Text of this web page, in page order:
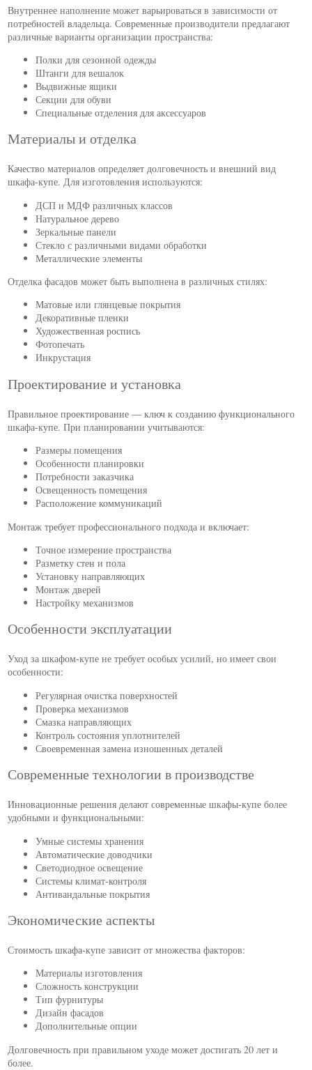
Внутреннее наполнение может варьироваться в зависимости от
потребностей владельца. Современные производители предлагают
различные варианты организации пространства:
Полки для сезонной одежды
Штанги для вешалок
Выдвижные ящики
Секции для обуви
Специальные отделения для аксессуаров
Материалы и отделка
Качество материалов определяет долговечность и внешний вид
шкафа-купе. Для изготовления используются:
ДСП и МДФ различных классов
Натуральное дерево
Зеркальные панели
Стекло с различными видами обработки
Металлические элементы
Отделка фасадов может быть выполнена в различных стилях:
Матовые или глянцевые покрытия
Декоративные пленки
Художественная роспись
Фотопечать
Инкрустация
Проектирование и установка
Правильное проектирование — ключ к созданию функционального
шкафа-купе. При планировании учитываются:
Размеры помещения
Особенности планировки
Потребности заказчика
Освещенность помещения
Расположение коммуникаций
Монтаж требует профессионального подхода и включает:
Точное измерение пространства
Разметку стен и пола
Установку направляющих
Монтаж дверей
Настройку механизмов
Особенности эксплуатации
Уход за шкафом-купе не требует особых усилий, но имеет свои
особенности:
Регулярная очистка поверхностей
Проверка механизмов
Смазка направляющих
Контроль состояния уплотнителей
Своевременная замена изношенных деталей
Современные технологии в производстве
Инновационные решения делают современные шкафы-купе более
удобными и функциональными:
Умные системы хранения
Автоматические доводчики
Светодиодное освещение
Системы климат-контроля
Антивандальные покрытия
Экономические аспекты
Стоимость шкафа-купе зависит от множества факторов:
Материалы изготовления
Сложность конструкции
Тип фурнитуры
Дизайн фасадов
Дополнительные опции
Долговечность при правильном уходе может достигать 20 лет и
более.